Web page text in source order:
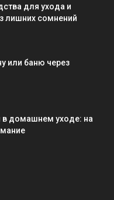
для ухода и
лишних сомнений
или баню через
домашнем уходе: на